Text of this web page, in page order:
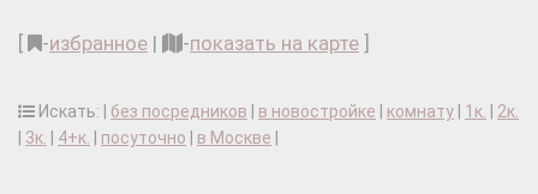
-избранное | -показать на карте
Искать: | без посредников в новостройке комнату 1к.
2к.
3к. 4+к. посуточно в Москве